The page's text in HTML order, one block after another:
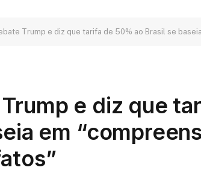
Trump e diz que tarifa de 50% ao Brasil se
e diz que
em